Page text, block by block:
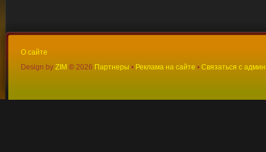
О сайте
Design by ZIM © 2026 Партнеры • Реклама на сайте • Связаться с